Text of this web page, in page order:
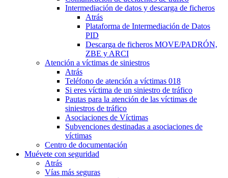
Intermediación de datos y descarga de ficheros
Atrás
Plataforma de Intermediación de Datos
PID
Descarga de ficheros MOVE/PADRÓN,
ZBE y ARCI
Atención a víctimas de siniestros
Atrás
Teléfono de atención a víctimas 018
Si eres víctima de un siniestro de tráfico
Pautas para la atención de las víctimas de
siniestros de tráfico
Asociaciones de Víctimas
Subvenciones destinadas a asociaciones de
víctimas
Centro de documentación
Muévete con seguridad
Atrás
Vías más seguras